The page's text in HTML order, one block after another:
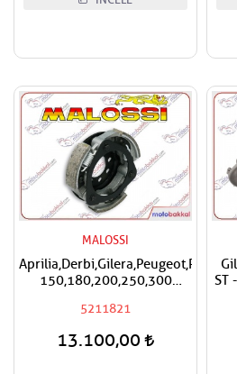
MALOSSI
150,180,200,250,300
Debriyaj Balatası
5211821
13.100,00
ST